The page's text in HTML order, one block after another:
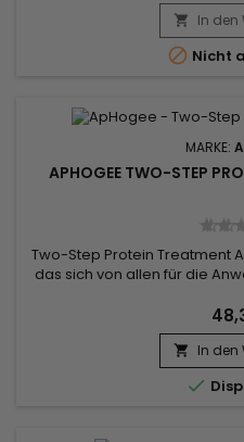
 In den
 Nicht
MARKE:
APHOGEE TWO-STEP
Two-Step Protein Treatment
das sich von allen für die
Behandlung ist mit
formuliert, die durch die
 In den
